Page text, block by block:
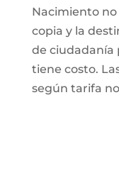
Nacimiento
copia y la
de ciudadanía
tiene costo.
según tarifa